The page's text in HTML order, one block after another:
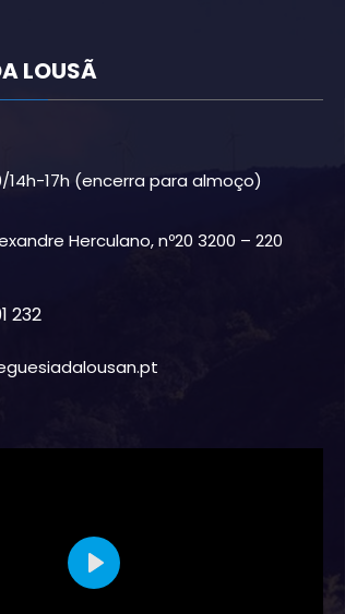
LOUSÃ
14h-17h (encerra para almoço)
Herculano, nº20 3200 – 220
232
Play